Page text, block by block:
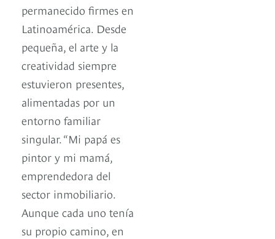
permanecido firmes en
Latinoamérica. Desde
pequeña, el arte y la
creatividad siempre
estuvieron presentes,
alimentadas por un
entorno familiar
singular. “Mi papá es
pintor y mi mamá,
emprendedora del
sector inmobiliario.
Aunque cada uno tenía
su propio camino, en